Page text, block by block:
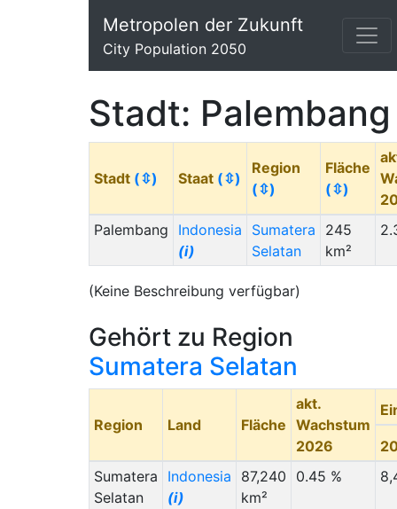
Metropolen der Zukunft
City Population 2050
Stadt: Palembang
Stadt (⇳) Staat (⇳)
Region
(⇳)
Fläche
(⇳)
Palembang
Indonesia
(i)
Sumatera
Selatan
245
km²
(Keine Beschreibung verfügbar)
Gehört zu Region
Sumatera Selatan
Region Land Fläche
akt.
Wachstum
2026
Sumatera
Selatan
Indonesia
(i)
87,240
km²
0.45 %